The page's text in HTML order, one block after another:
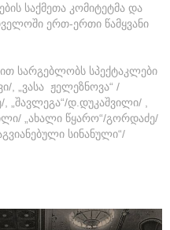
საქმეთა კომიტეტმა და
ერთ-ერთი წამყვანი
სარგებლობს სპექტაკლები
, „ვასა ჟელეზნოვა“ /
„შავლეგა“/დ.დუკაშვილი/ ,
„ახალი წყარო“/გორდაძე/
სინანული“/